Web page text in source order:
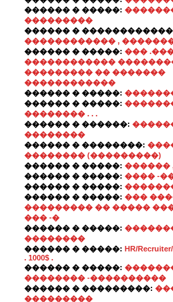
������ � �����:
���������
������ �
������������ ,
������ � �����: ���
������������
��������� �� �������
������������
������ � �����:
������ � �����:
�������� . . .
������ � ������:
��������
������ � ��������:
�������� (���������)
������ � �����: ������
������ � �����: ���� -
������ � �����:
������ � �����: ���
��������� �� �����
��� -�
������ � �����:
��������
������ � �����: HR/
. 1000$ .
������ � �����:
�������� -����������
������ � ���������:
���������